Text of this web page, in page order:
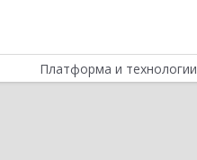
Платформа и технологии